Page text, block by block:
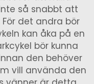
så snabbt att
det andra bör
kan åka på en
bör kunna
den behöver
vill använda den